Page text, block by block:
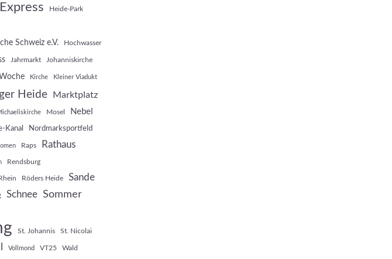
Heide-Park
Schweiz e.V. Hochwasser
Jahrmarkt Johanniskirche
Kirche Kleiner Viadukt
Heide Marktplatz
Mosel Nebel
Kanal Nordmarksportfeld
Raps Rathaus
Rendsburg
Röders Heide Sande
Schnee Sommer
St. Johannis St. Nicolai
Vollmond VT25 Wald